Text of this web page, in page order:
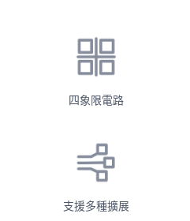
四象限電路
支援多種擴展